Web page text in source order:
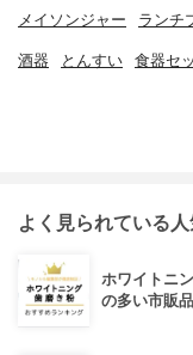
メイソンジャー ランチ
酒器 とんすい 食器セ
よく見られている
ホワイトニ
の多い市販